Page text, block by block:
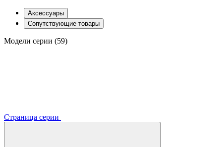
Аксессуары
Сопутствующие товары
Модели серии (59)
Страница серии